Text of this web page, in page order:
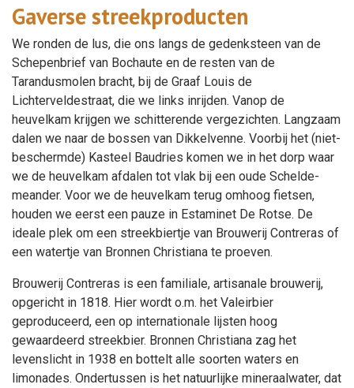
Gaverse streekproducten
We ronden de lus, die ons langs de gedenksteen van de
Schepenbrief van Bochaute en de resten van de
Tarandusmolen bracht, bij de Graaf Louis de
Lichterveldestraat, die we links inrijden. Vanop de
heuvelkam krijgen we schitterende vergezichten. Langzaam
dalen we naar de bossen van Dikkelvenne. Voorbij het (niet-
beschermde) Kasteel Baudries komen we in het dorp waar
we de heuvelkam afdalen tot vlak bij een oude Schelde-
meander. Voor we de heuvelkam terug omhoog fietsen,
houden we eerst een pauze in Estaminet De Rotse. De
ideale plek om een streekbiertje van Brouwerij Contreras of
een watertje van Bronnen Christiana te proeven.
Brouwerij Contreras is een familiale, artisanale brouwerij,
opgericht in 1818. Hier wordt o.m. het Valeirbier
geproduceerd, een op internationale lijsten hoog
gewaardeerd streekbier. Bronnen Christiana zag het
levenslicht in 1938 en bottelt alle soorten waters en
limonades. Ondertussen is het natuurlijke mineraalwater, dat